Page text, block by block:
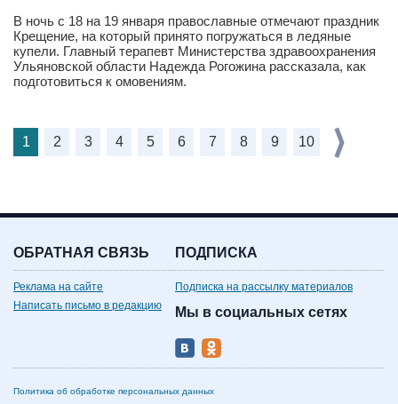
В ночь с 18 на 19 января православные отмечают праздник
Крещение, на который принято погружаться в ледяные
купели. Главный терапевт Министерства здравоохранения
Ульяновской области Надежда Рогожина рассказала, как
подготовиться к омовениям.
1 2 3 4 5 6 7 8 9 10
ОБРАТНАЯ СВЯЗЬ
Реклама на сайте
Написать письмо в редакцию
ПОДПИСКА
Подписка на рассылку материалов
Мы в социальных сетях
Политика об обработке персональных данных